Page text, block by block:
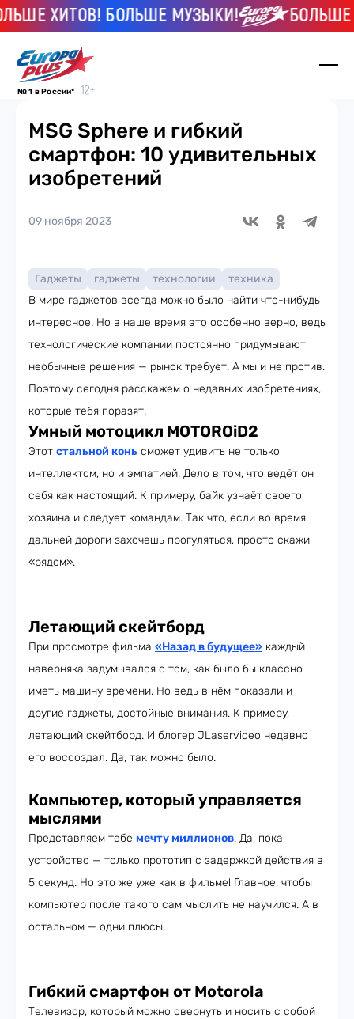
ХИТОВ! БОЛЬШЕ МУЗЫКИ! БОЛЬШЕ
№ 1 в России*
MSG Sphere и гибкий
смартфон: 10 удивительных
изобретений
09 ноября 2023
Гаджеты гаджеты технологии
техника
В мире гаджетов всегда можно было найти что-нибудь
интересное. Но в наше время это особенно верно, ведь
технологические компании постоянно придумывают
необычные решения — рынок требует. А мы и не против.
Поэтому сегодня расскажем о недавних изобретениях,
которые тебя поразят.
Умный мотоцикл MOTOROiD2
Этот стальной конь сможет удивить не только
интеллектом, но и эмпатией. Дело в том, что ведёт он
себя как настоящий. К примеру, байк узнаёт своего
хозяина и следует командам. Так что, если во время
дальней дороги захочешь прогуляться, просто скажи
«рядом».
Летающий скейтборд
При просмотре фильма «Назад в будущее» каждый
наверняка задумывался о том, как было бы классно
иметь машину времени. Но ведь в нём показали и
другие гаджеты, достойные внимания. К примеру,
летающий скейтборд. И блогер JLaservideo недавно
его воссоздал. Да, так можно было.
Компьютер, который управляется
мыслями
Представляем тебе мечту миллионов. Да, пока
устройство — только прототип с задержкой действия в
5 секунд. Но это же уже как в фильме! Главное, чтобы
компьютер после такого сам мыслить не научился. А в
остальном — одни плюсы.
Гибкий смартфон от Motorola
Телевизор, который можно свернуть и носить с собой